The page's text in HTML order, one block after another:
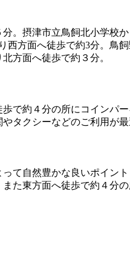
。摂津市立鳥飼北小学校
西方面へ徒歩で約3分。鳥
方面へ徒歩で約３分。
で約４分の所にコインパ
タクシーなどのご利用が
て自然豊かな良いポイン
た東方面へ徒歩で約４分